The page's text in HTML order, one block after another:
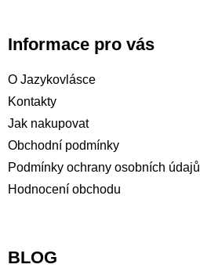
Informace pro vás
O Jazykovlásce
Kontakty
Jak nakupovat
Obchodní podmínky
Podmínky ochrany osobních údajů
Hodnocení obchodu
BLOG